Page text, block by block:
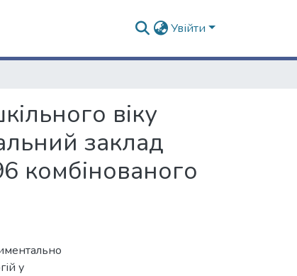
Увійти
віку
заклад
комбінованого
у